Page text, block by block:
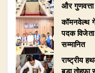
और
​कॉमनवेल्थ
पदक विजेता
सम्मानित
राष्ट्रीय